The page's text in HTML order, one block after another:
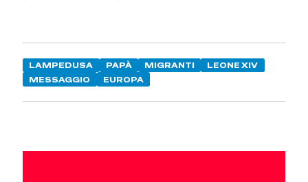
LAMPEDUSA PAPÀ MIGRANTI
LEONE XIV
MESSAGGIO
EUROPA